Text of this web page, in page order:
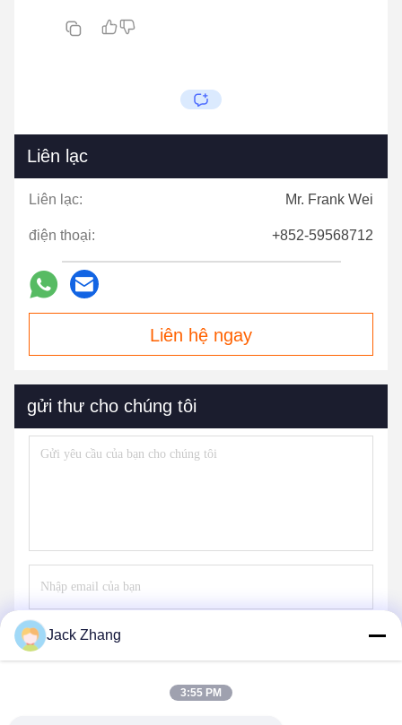
Liên lạc
Liên lạc: Mr. Frank Wei
điện thoại: +852-59568712
Liên hệ ngay
gửi thư cho chúng tôi
Jack Zhang
3:55 PM